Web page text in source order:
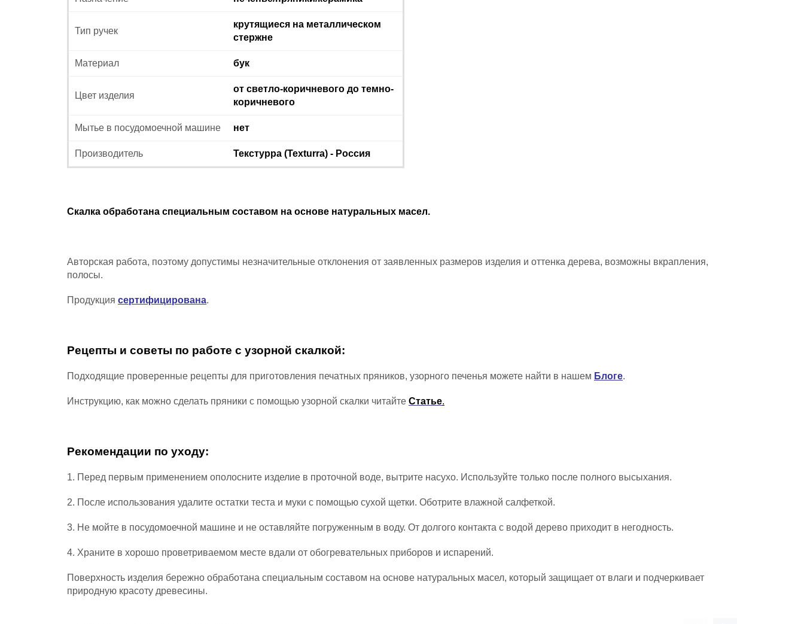
Тип ручек
крутящиеся на металлическом
стержне
Материал бук
Цвет изделия
от светло-коричневого до темно-
коричневого
Мытье в посудомоечной машине нет
Производитель Текстурра (Texturra) - Россия
Скалка обработана специальным составом на основе натуральных масел.
Авторская работа, поэтому допустимы незначительные отклонения от заявленных размеров изделия и оттенка дерева, возможны вкрапления,
полосы.
Продукция сертифицирована.
Рецепты и советы по работе с узорной скалкой:
Подходящие проверенные рецепты для приготовления печатных пряников, узорного печенья можете найти в нашем Блоге.
Инструкцию, как можно сделать пряники с помощью узорной скалки читайте Статье.
Рекомендации по уходу:
1. Перед первым применением ополосните изделие в проточной воде, вытрите насухо. Используйте только после полного высыхания.
2. После использования удалите остатки теста и муки с помощью сухой щетки. Оботрите влажной салфеткой.
3. Не мойте в посудомоечной машине и не оставляйте погруженным в воду. От долгого контакта с водой дерево приходит в негодность.
4. Храните в хорошо проветриваемом месте вдали от обогревательных приборов и испарений.
Поверхность изделия бережно обработана специальным составом на основе натуральных масел, который защищает от влаги и подчеркивает
природную красоту древесины.